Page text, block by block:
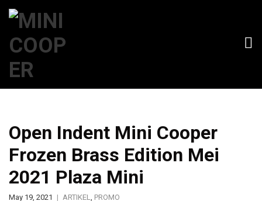
Open Indent Mini Cooper
Frozen Brass Edition Mei
2021 Plaza Mini
May 19, 2021 ARTIKEL, PROMO